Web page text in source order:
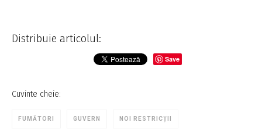
Distribuie articolul:
Save
Cuvinte cheie:
FUMĂTORI GUVERN NOI RESTRICȚII